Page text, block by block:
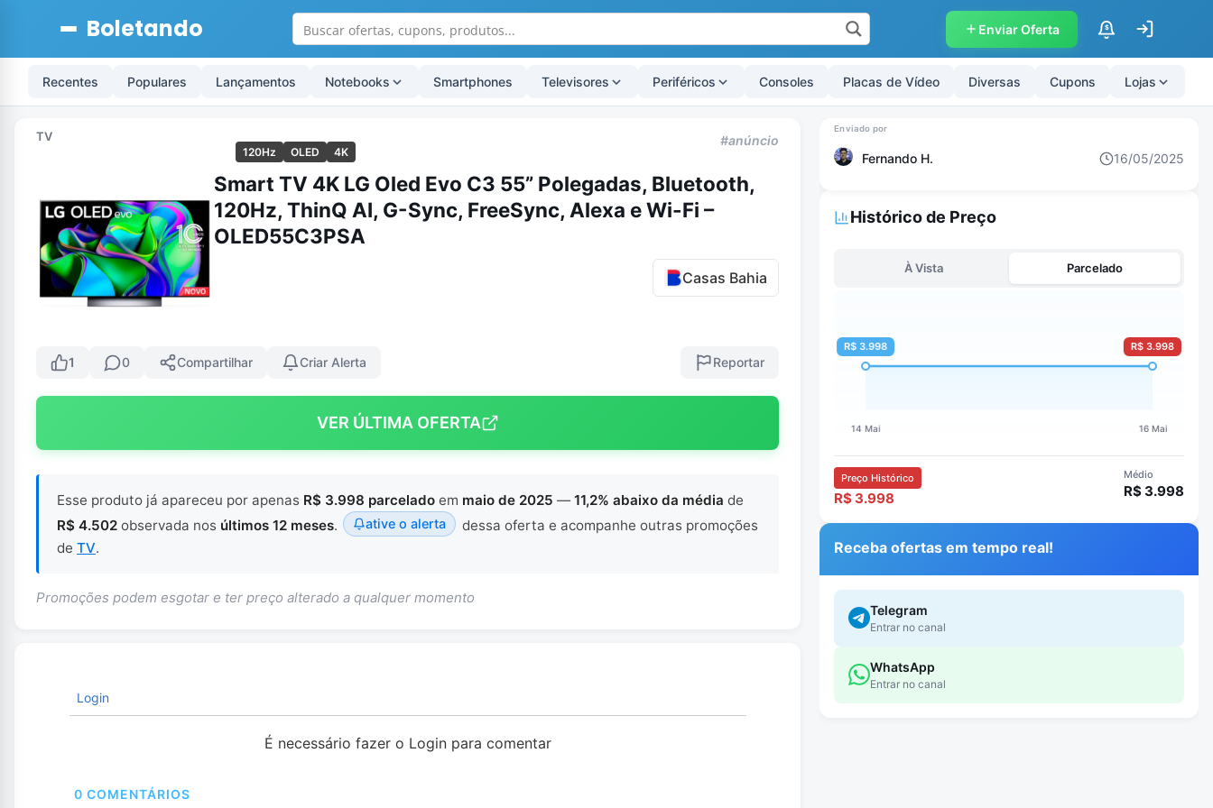
Boletando Enviar Oferta $
Recentes Populares Lançamentos Notebooks Smartphones Televisores Periféricos Consoles Placas de Vídeo Diversas Cupons Lojas
TV
120Hz OLED 4K
#anúncio
Smart TV 4K LG Oled Evo C3 55” Polegadas, Bluetooth,
120Hz, ThinQ AI, G-Sync, FreeSync, Alexa e Wi-Fi –
OLED55C3PSA
Casas Bahia
1 0 Compartilhar Criar Alerta Reportar
VER ÚLTIMA OFERTA
Esse produto já apareceu por apenas R$ 3.998 parcelado em maio de 2025 —11,2% abaixo da média de
R$ 4.502 observada nos últimos 12 meses. ative o alerta
dessa oferta e acompanhe outras promoções
de TV.
Promoções podem esgotar e ter preço alterado a qualquer momento
Login
É necessário fazer o Login para comentar
0 COMENTÁRIOS
Fernando H. 16/05/2025
Histórico de Preço
À Vista Parcelado
Preço Histórico
R$ 3.998
Médio
R$ 3.998
Receba ofertas em tempo real!
Telegram
Entrar no canal
WhatsApp
Entrar no canal